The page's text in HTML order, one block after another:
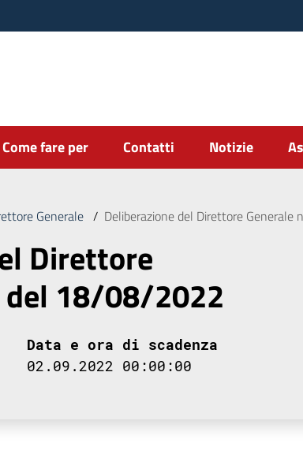
Come fare per Contatti Notizie
Generale / Deliberazione del Direttore
Direttore
del 18/08/2022
Data e ora di scadenza
02.09.2022 00:00:00